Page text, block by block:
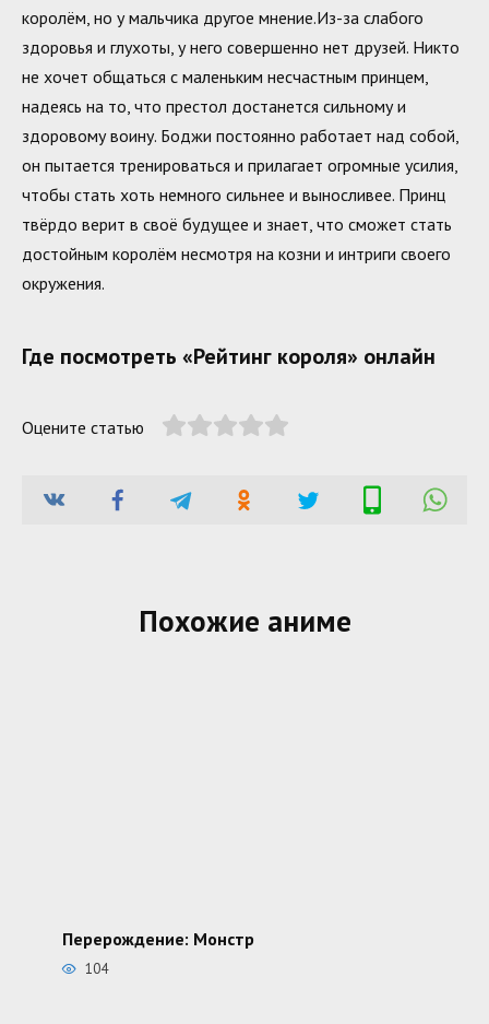
королём, но у мальчика другое мнение.Из-за слабого
здоровья и глухоты, у него совершенно нет друзей. Никто
не хочет общаться с маленьким несчастным принцем,
надеясь на то, что престол достанется сильному и
здоровому воину. Боджи постоянно работает над собой,
он пытается тренироваться и прилагает огромные усилия,
чтобы стать хоть немного сильнее и выносливее. Принц
твёрдо верит в своё будущее и знает, что сможет стать
достойным королём несмотря на козни и интриги своего
окружения.
Где посмотреть «Рейтинг короля» онлайн
Оцените статью
Похожие аниме
Перерождение: Монстр
104